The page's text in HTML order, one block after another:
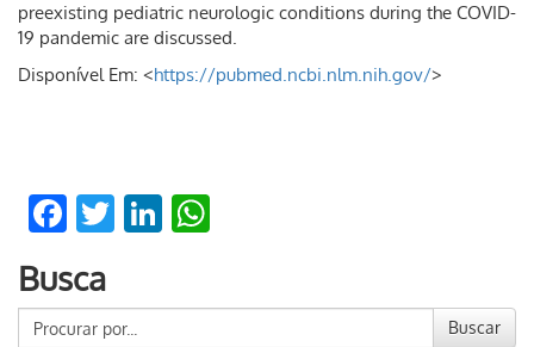
preexisting pediatric neurologic conditions during the COVID-
19 pandemic are discussed.
Disponível Em: <https://pubmed.ncbi.nlm.nih.gov/>
Facebook
TwitterLinkedIn
Busca
Buscar